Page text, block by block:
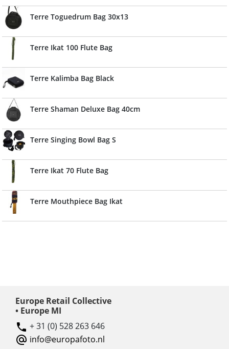
Terre Toguedrum Bag 30x13
Terre Ikat 100 Flute Bag
Terre Kalimba Bag Black
Terre Shaman Deluxe Bag 40cm
Terre Singing Bowl Bag S
Terre Ikat 70 Flute Bag
Terre Mouthpiece Bag Ikat
Europe Retail Collective
• Europe MI
+ 31 (0) 528 263 646
info@europafoto.nl